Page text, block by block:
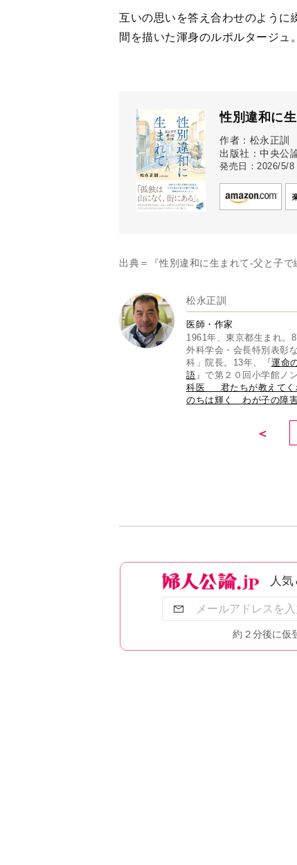
互いの思いを答え合わせのように
間を描いた渾身のルポルタージュ。
性別違和に
作者：松永正訓
出版社：中央公
発売日：2026/5/8
出典＝『性別違和に生まれて-父と子
松永正訓
医師・作家
1961年、東京都生まれ。
外科学会・会長特別表彰
科」院長。13年、『運命
語 』で第２０回小学館ノ
科医 君たちが教えてく
のちは輝く わが子の障
＜